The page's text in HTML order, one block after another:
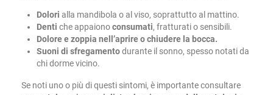
Dolori alla mandibola o al viso, soprattutto al mattino.
Denti che appaionoconsumati, fratturati o sensibili.
Dolore e zoppia nell’aprire o chiudere la bocca.
Suoni di sfregamentodurante il sonno, spesso notati da
chi dorme vicino.
Se noti uno o più di questi sintomi, è importante consultare